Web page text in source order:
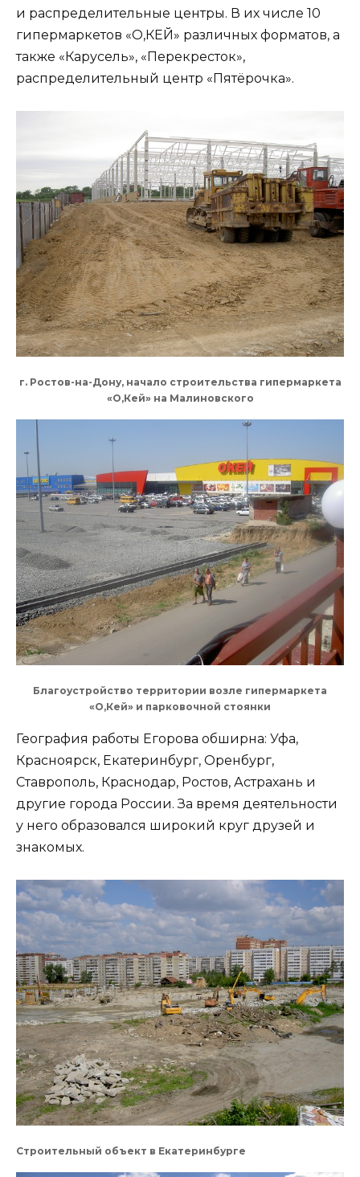
и распределительные центры. В их числе 10
гипермаркетов «О,КЕЙ» различных форматов, а
также «Карусель», «Перекресток»,
распределительный центр «Пятёрочка».
г. Ростов-на-Дону, начало строительства гипермаркета
«О,Кей» на Малиновского
Благоустройство территории возле гипермаркета
«О,Кей» и парковочной стоянки
География работы Егорова обширна: Уфа,
Красноярск, Екатеринбург, Оренбург,
Ставрополь, Краснодар, Ростов, Астрахань и
другие города России. За время деятельности
у него образовался широкий круг друзей и
знакомых.
Строительный объект в Екатеринбурге